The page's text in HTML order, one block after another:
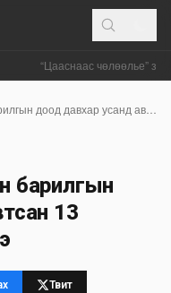
“Цааснаас чөлөөлье”
барилгын
13
Твит